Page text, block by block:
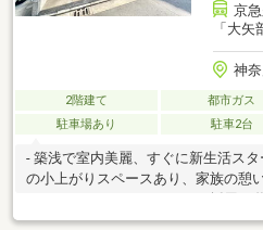
京
「大
神
2階建て 都市ガス
駐車場あり
駐車2台
- 築浅で室内美麗、すぐに新生活ス
の小上がりスペースあり、家族の憩
業施設多数、日常の買い物も便利-